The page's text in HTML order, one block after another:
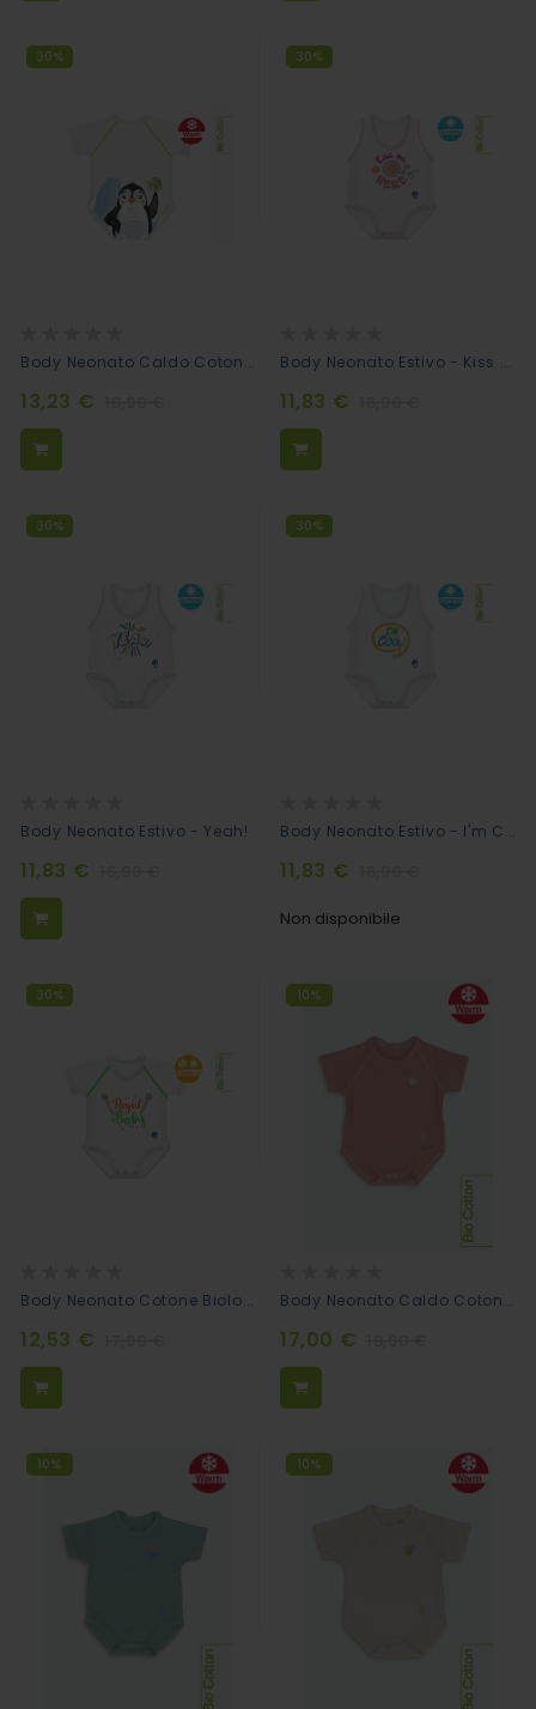
30%
0% Body Neonato Caldo Cotone Bio - Pinguino
13,23 €
30%
0% Body Neonato Estivo - Kiss Me Here
11,83 €
30%
0%
Body Neonato Estivo - Yeah!
11,83 €
30%
0% Body Neonato Estivo - I'm Cool!
11,83 €
Non disponibile
30%
Body Neonato Cotone Biologico - Royal Baby
12,53 €
10%
Body Neonato Caldo Cotone Morbido - Old Rose
17,00 €
10% 10%